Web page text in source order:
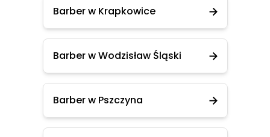
Barber w Krapkowice
Barber w Wodzisław Śląski
Barber w Pszczyna